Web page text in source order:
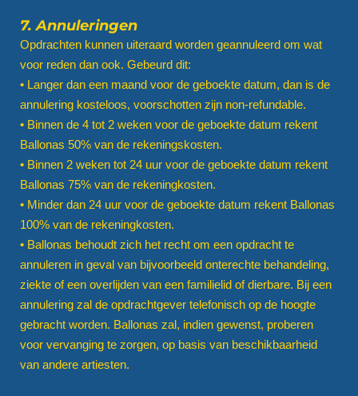
7. Annuleringen
Opdrachten kunnen uiteraard worden geannuleerd om wat
voor reden dan ook. Gebeurd dit:
• Langer dan een maand voor de geboekte datum, dan is de
annulering kosteloos, voorschotten zijn non-refundable.
• Binnen de 4 tot 2 weken voor de geboekte datum rekent
Ballonas 50% van de rekeningskosten.
• Binnen 2 weken tot 24 uur voor de geboekte datum rekent
Ballonas 75% van de rekeningkosten.
• Minder dan 24 uur voor de geboekte datum rekent Ballonas
100% van de rekeningkosten.
• Ballonas behoudt zich het recht om een opdracht te
annuleren in geval van bijvoorbeeld onterechte behandeling,
ziekte of een overlijden van een familielid of dierbare. Bij een
annulering zal de opdrachtgever telefonisch op de hoogte
gebracht worden. Ballonas zal, indien gewenst, proberen
voor vervanging te zorgen, op basis van beschikbaarheid
van andere artiesten.